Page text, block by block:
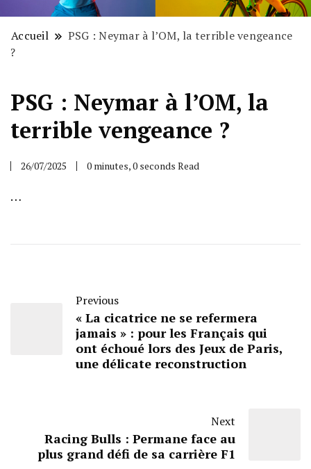
Accueil
PSG : Neymar à l’OM, la terrible vengeance
?
PSG : Neymar à l’OM, la
terrible vengeance ?
26/07/2025 0 minutes, 0 seconds Read
…
Previous
« La cicatrice ne se refermera
jamais » : pour les Français qui
ont échoué lors des Jeux de Paris,
une délicate reconstruction
Next
Racing Bulls : Permane face au
plus grand défi de sa carrière F1